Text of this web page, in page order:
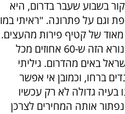
בשבוע שעבר בדרום, היא
וגם על פתרונה. "ראיתי במו
מאוד של קטיף פירות מהעצים.
הזה
ש-60 אחוזים מכל
באים מהדרום. גיליתי
ברחו, וכמובן אי אפשר
בעיה גדולה לא רק עכשיו
אותה המחירים לצרכן